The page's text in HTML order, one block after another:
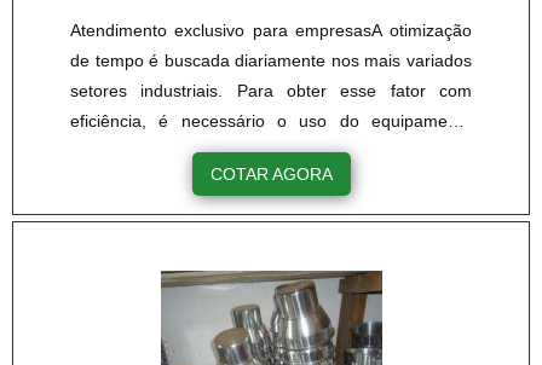
Atendimento exclusivo para empresasA otimização
de tempo é buscada diariamente nos mais variados
setores industriais. Para obter esse fator com
eficiência, é necessário o uso do equipamento
Repuxo de tampas.CaracterísticasO repuxo é capaz
de de produzir várias peças com o mesmo formato,
já que ele segue o modelo que foi projetado e
Ou seja, esse processo é capaz de aumentar a
produtividade, o que reduz gastos desnecessários e
alcança os resultados .
COTAR AGORA